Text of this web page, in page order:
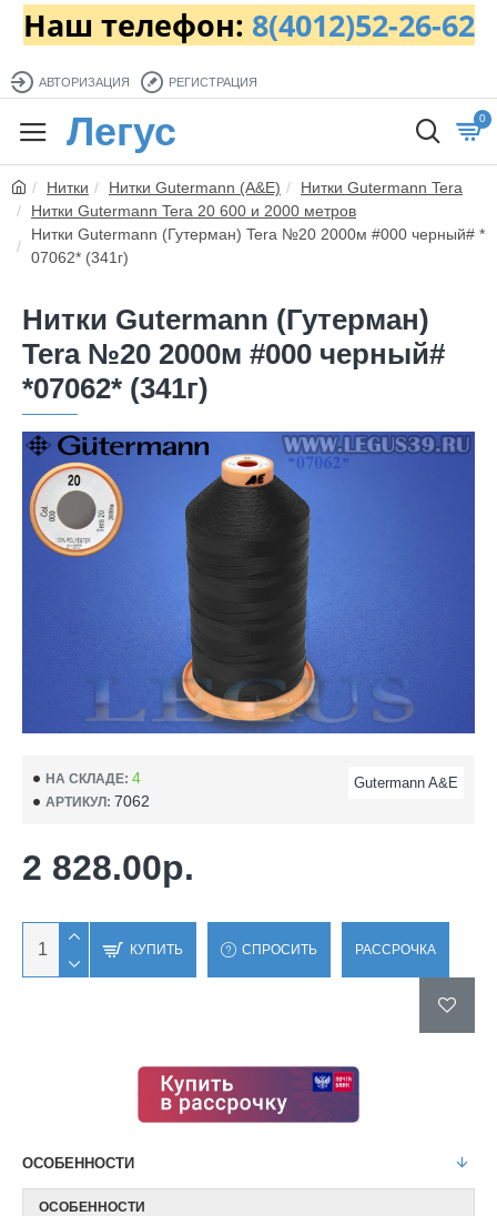
Наш телефон: 8(4012)52-26-62
АВТОРИЗАЦИЯ РЕГИСТРАЦИЯ
Легус 0
Нитки Нитки Gutermann (A&E)
Нитки Gutermann Tera
Нитки Gutermann Tera 20 600 и 2000 метров
Нитки Gutermann (Гутерман) Tera №20 2000м #000 черный# *
07062* (341г)
Нитки Gutermann (Гутерман)
Tera №20 2000м #000 черный#
*07062* (341г)
НА СКЛАДЕ: 4
АРТИКУЛ: 7062
Gutermann A&E
2 828.00р.
КУПИТЬ СПРОСИТЬ РАССРОЧКА
ОСОБЕННОСТИ
ОСОБЕННОСТИ